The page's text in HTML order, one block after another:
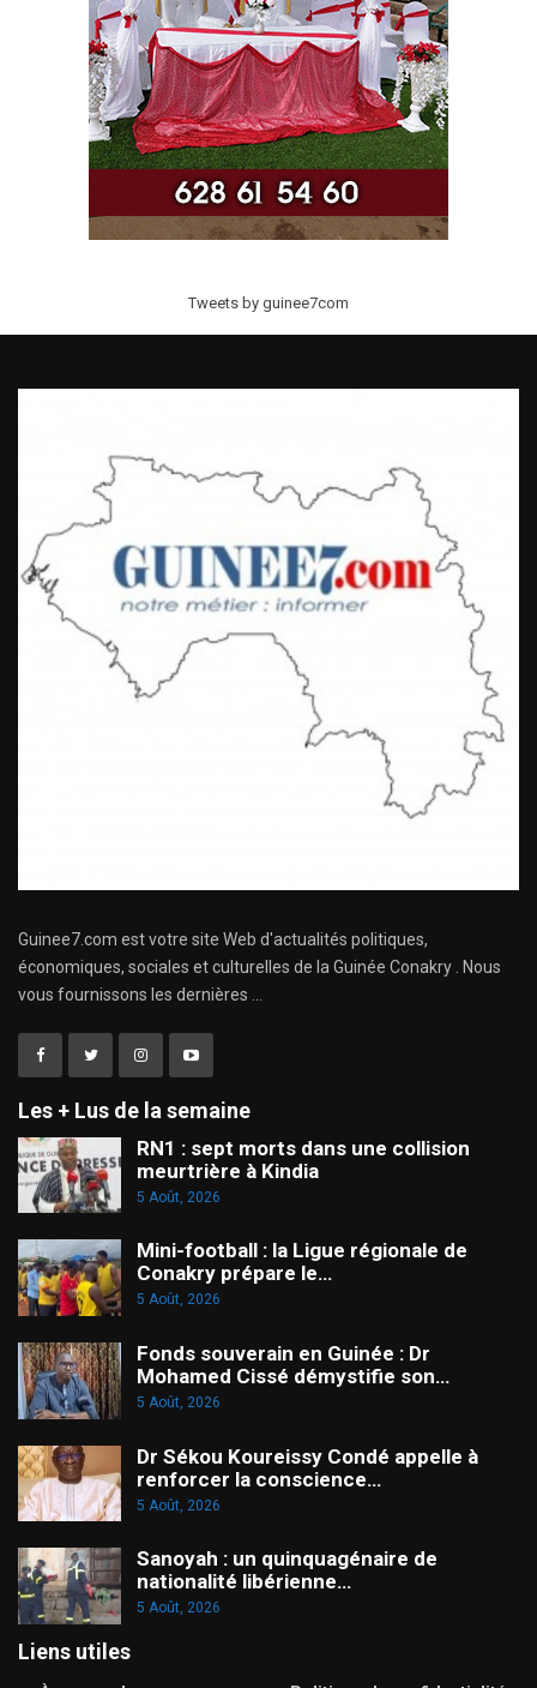
Tweets by guinee7com
Guinee7.com est votre site Web d'actualités politiques,
économiques, sociales et culturelles de la Guinée Conakry . Nous
vous fournissons les dernières ...
Les + Lus de la semaine
RN1 : sept morts dans une collision
meurtrière à Kindia
5 Août, 2026
Mini-football : la Ligue régionale de
Conakry prépare le…
5 Août, 2026
Fonds souverain en Guinée : Dr
Mohamed Cissé démystifie son…
5 Août, 2026
Dr Sékou Koureissy Condé appelle à
renforcer la conscience…
5 Août, 2026
Sanoyah : un quinquagénaire de
nationalité libérienne…
5 Août, 2026
Liens utiles